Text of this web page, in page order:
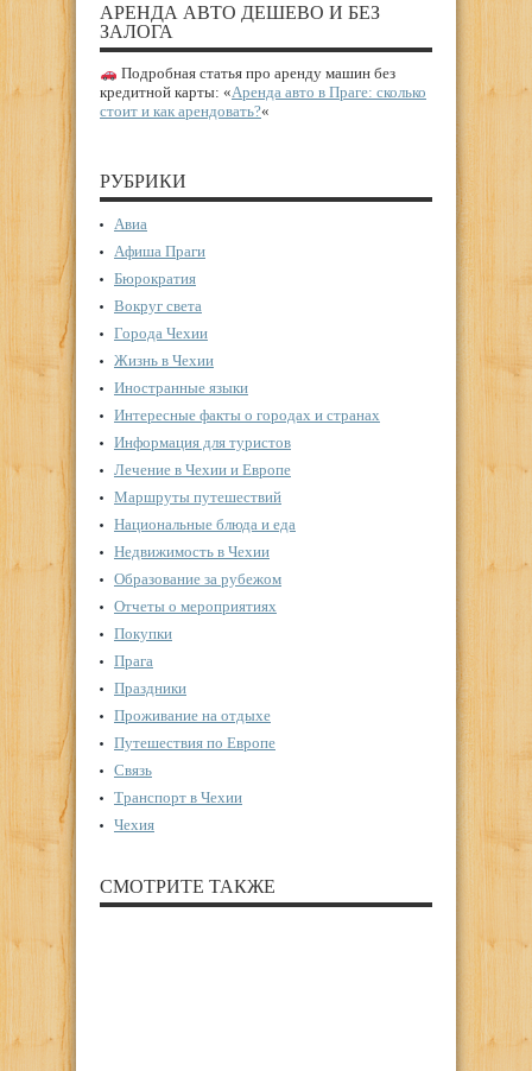
АРЕНДА АВТО ДЕШЕВО И БЕЗ
ЗАЛОГА
Подробная статья про аренду машин без
кредитной карты: «Аренда авто в Праге: сколько
стоит и как арендовать?«
РУБРИКИ
Авиа
Афиша Праги
Бюрократия
Вокруг света
Города Чехии
Жизнь в Чехии
Иностранные языки
Интересные факты о городах и странах
Информация для туристов
Лечение в Чехии и Европе
Маршруты путешествий
Национальные блюда и еда
Недвижимость в Чехии
Образование за рубежом
Отчеты о мероприятиях
Покупки
Прага
Праздники
Проживание на отдыхе
Путешествия по Европе
Связь
Транспорт в Чехии
Чехия
СМОТРИТЕ ТАКЖЕ